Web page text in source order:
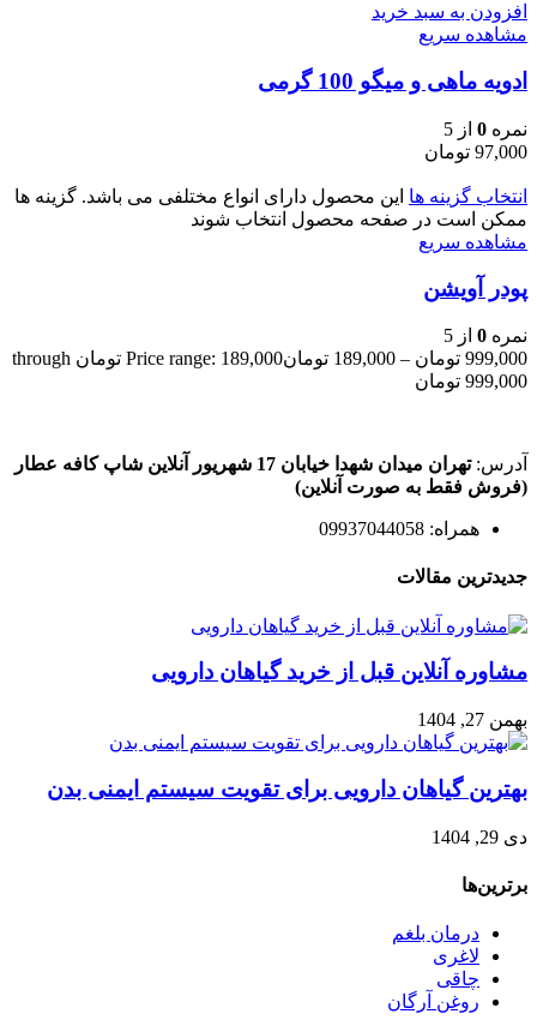
افزودن به سبد خرید
مشاهده سریع
ادویه ماهی و میگو 100 گرمی
نمره 0 از 5
97,000 تومان
انتخاب گزینه ها این محصول دارای انواع مختلفی می باشد. گزینه ها
ممکن است در صفحه محصول انتخاب شوند
مشاهده سریع
پودر آویشن
نمره 0 از 5
999,000 تومان –
189,000 تومان
Price range: 189,000 تومان through
999,000 تومان
آدرس:تهران میدان شهدا خیابان 17 شهریور آنلاین شاپ کافه عطار
(فروش فقط به صورت آنلاین)
همراه: 09937044058
جدیدترین مقالات
مشاوره آنلاین قبل از خرید گیاهان دارویی
بهمن 27, 1404
بهترین گیاهان دارویی برای تقویت سیستم ایمنی بدن
دی 29, 1404
برترین‌ها
درمان بلغم
لاغری
چاقی
روغن آرگان